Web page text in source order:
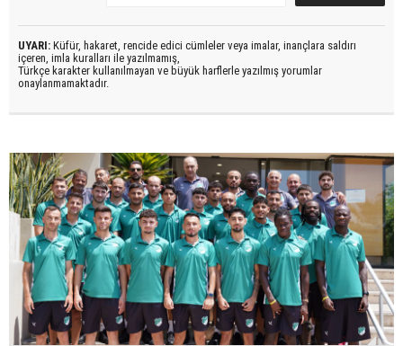
UYARI: Küfür, hakaret, rencide edici cümleler veya imalar, inançlara saldırı
içeren, imla kuralları ile yazılmamış,
Türkçe karakter kullanılmayan ve büyük harflerle yazılmış yorumlar
onaylanmamaktadır.